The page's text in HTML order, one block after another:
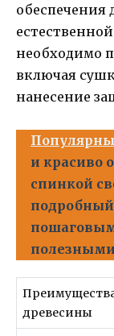
обеспечения
необходимо
включая
нанесение
и красиво
спинкой
подробный
древесины